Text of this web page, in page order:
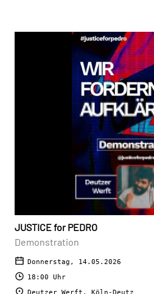
JUSTICE for PEDRO
Demonstration
Donnerstag, 14.05.2026
18:00 Uhr
Deutzer Werft, Köln-Deutz